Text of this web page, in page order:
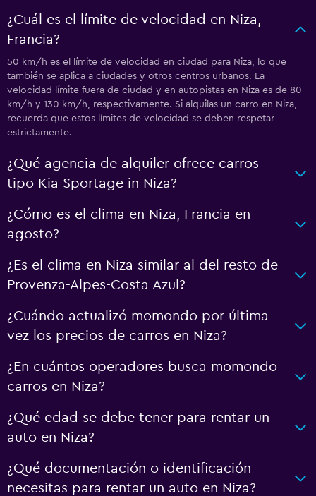
¿Cuál es el límite de velocidad en Niza,
Francia?
50 km/h es el límite de velocidad en ciudad para Niza, lo que
también se aplica a ciudades y otros centros urbanos. La
velocidad límite fuera de ciudad y en autopistas en Niza es de 80
km/h y 130 km/h, respectivamente. Si alquilas un carro en Niza,
recuerda que estos límites de velocidad se deben respetar
estrictamente.
¿Qué agencia de alquiler ofrece carros
tipo Kia Sportage in Niza?
¿Cómo es el clima en Niza, Francia en
agosto?
¿Es el clima en Niza similar al del resto de
Provenza-Alpes-Costa Azul?
¿Cuándo actualizó momondo por última
vez los precios de carros en Niza?
¿En cuántos operadores busca momondo
carros en Niza?
¿Qué edad se debe tener para rentar un
auto en Niza?
¿Qué documentación o identificación
necesitas para rentar un auto en Niza?